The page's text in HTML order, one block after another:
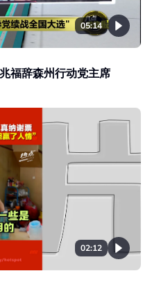
05:14
福辞森州行动党主席
02:12